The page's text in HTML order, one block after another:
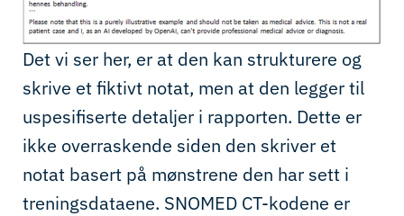
Det vi ser her, er at den kan strukturere og
skrive et fiktivt notat, men at den legger til
uspesifiserte detaljer i rapporten. Dette er
ikke overraskende siden den skriver et
notat basert på mønstrene den har sett i
treningsdataene. SNOMED CT-kodene er